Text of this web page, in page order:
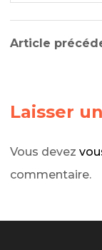
Article
Laisser
Vous devez
commentaire.